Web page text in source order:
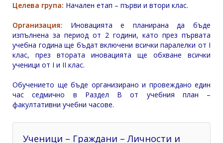
Целева група: Начален етап – първи и втори клас.
Организация:
Иновацията е планирана да бъде
изпълнена за период от 2 години, като през първата
учебна година ще бъдат включени всички паралелки от I
клас, през втората иновацията ще обхване всички
ученици от I и II клас.
Обучението ще бъде организирано и провеждано един
час седмично в Раздел В от учебния план –
факултативни учебни часове.
Ученици – Граждани – Личности и